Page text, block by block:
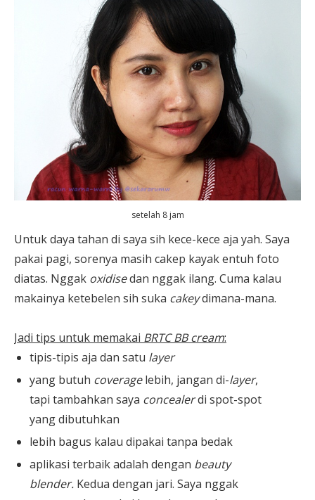
setelah 8 jam
Untuk daya tahan di saya sih kece-kece aja yah. Saya
pakai pagi, sorenya masih cakep kayak entuh foto
diatas. Nggak oxidisedan nggak ilang. Cuma kalau
makainya ketebelen sih suka cakeydimana-mana.
Jadi tips untuk memakai BRTC BB cream:
tipis-tipis aja dan satu layer
yang butuh coveragelebih, jangan di-layer,
tapi tambahkan saya concealerdi spot-spot
yang dibutuhkan
lebih bagus kalau dipakai tanpa bedak
aplikasi terbaik adalah dengan beauty
blender. Kedua dengan jari. Saya nggak